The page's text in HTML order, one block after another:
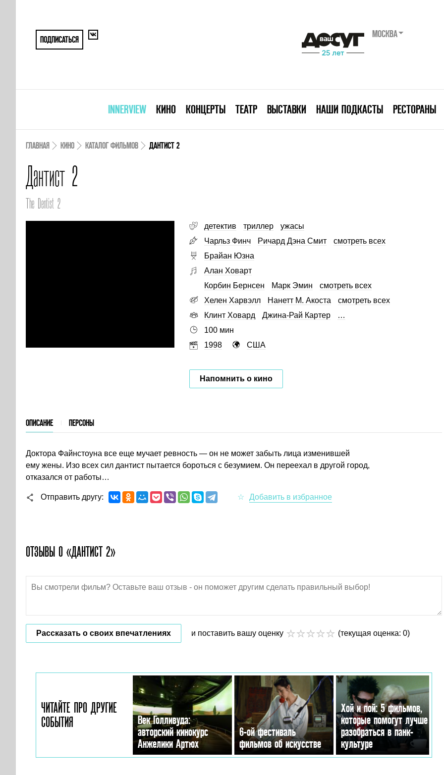
ПОДПИСАТЬСЯ
МОСКВА
INNERVIEW КИНО КОНЦЕРТЫ ТЕАТР ВЫСТАВКИ НАШИ ПОДКАСТЫ РЕСТОРАНЫ
ГЛАВНАЯ КИНО КАТАЛОГ ФИЛЬМОВ ДАНТИСТ 2
Дантист 2
The Dentist 2
детектив триллер
ужасы
Чарльз Финч
Ричард Дэна Смит
смотреть всех
Брайан Юзна
Алан Ховарт
Корбин Бернсен
Марк Эмин
смотреть всех
Хелен Харвэлл
Нанетт М. Акоста
смотреть всех
Клинт Ховард
Джина-Рай Картер
…
100 мин
1998
США
Напомнить о кино
ОПИСАНИЕ ПЕРСОНЫ
Доктора Файнстоуна все еще мучает ревность — он не может забыть лица изменившей
ему жены. Изо всех сил дантист пытается бороться с безумием. Он переехал в другой город,
отказался от работы…
Отправить другу
ОТЗЫВЫ О «ДАНТИСТ 2»
Рассказать о своих впечатлениях и поставить вашу оценку (текущая оценка: 0)
ЧИТАЙТЕ ПРО ДРУГИЕ
СОБЫТИЯ
Век Голливуда:
авторский кинокурс
Анжелики Артюх
6-ой фестиваль
фильмов об искусстве
Хой и пой: 5 фильмов,
которые помогут лучше
разобраться в панк-
культуре